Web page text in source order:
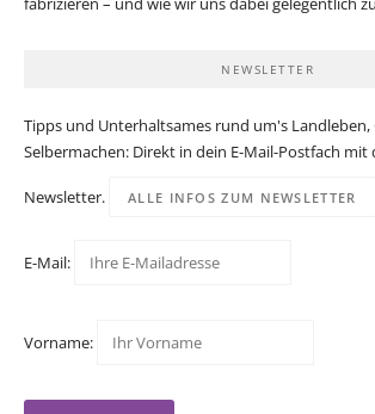
NEWSLETTER
Tipps und Unterhaltsames rund um's
Selbermachen: Direkt in dein E-Mail-Postfach
Newsletter. ALLE INFOS ZUM NEWSLETTER
E-Mail:
Vorname: